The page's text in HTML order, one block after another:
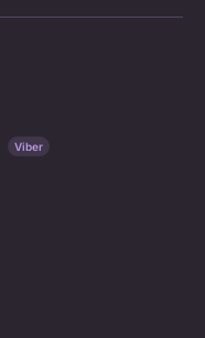
Viber